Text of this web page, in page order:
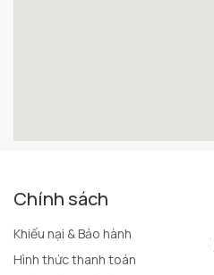
Chính sách
Khiếu nại & Bảo hành
Hình thức thanh toán